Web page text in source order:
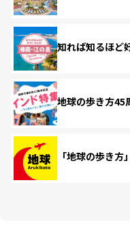
知れば知るほど
地球の歩き方45
「地球の歩き